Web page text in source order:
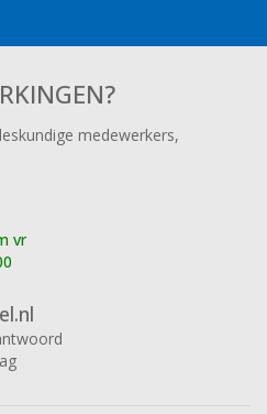
medewerkers,
vr